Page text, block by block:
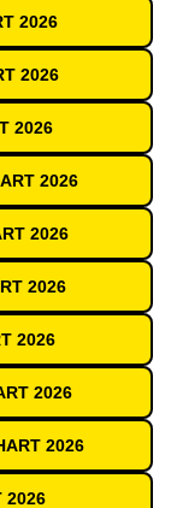
2026
2026
2026
2026
2026
2026
2026
2026
2026
2026